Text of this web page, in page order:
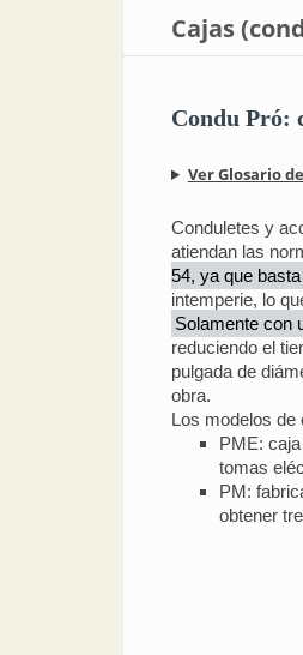
Cajas
Condu Pró:
Ver Glosario
Conduletes y
atiendan las
54, ya que
intemperie, lo
Solamente con
reduciendo el
pulgada de
obra.
Los modelos de
PME:
tomas
PM:
obtener